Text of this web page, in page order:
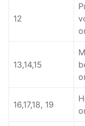
12
13,14,15
16,17,18, 19